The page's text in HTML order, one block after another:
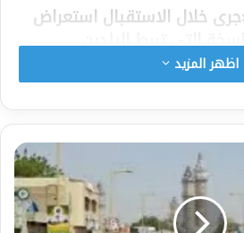
خلال الاستقبال استعراض
التي تربط البلدين
تطويرها في المجالات
إلى «التعاون السياسي
المنطقة»، مشيرة إلى
الإقليمية والدولية،
المشترك».
اظهر المزيد